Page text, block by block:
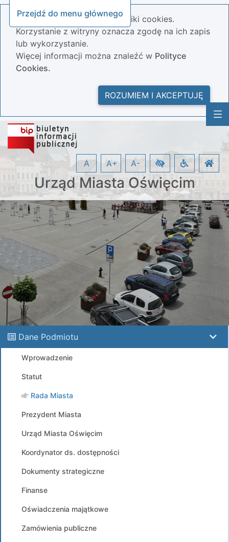
Przejdź do menu głównego
Nasza strona wykorzystuje pliki cookies.
Korzystanie z witryny oznacza zgodę na ich zapis
lub wykorzystanie.
Więcej informacji można znaleźć w Polityce
Cookies.
ROZUMIEM I AKCEPTUJĘ
Urząd Miasta Oświęcim
A A+ A-
Dane Podmiotu
Wprowadzenie
Statut
Rada Miasta
Prezydent Miasta
Urząd Miasta Oświęcim
Koordynator ds. dostępności
Dokumenty strategiczne
Finanse
Oświadczenia majątkowe
Zamówienia publiczne